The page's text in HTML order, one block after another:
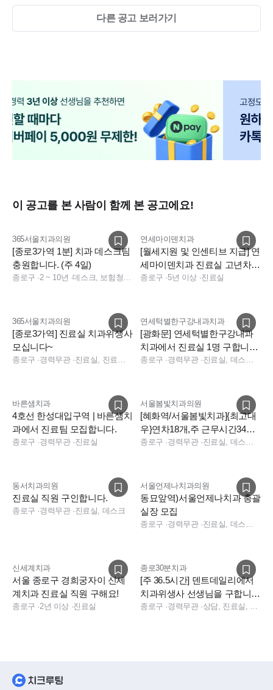
다른 공고 보러가기
이 공고를 본 사람이 함께 본 공고에요!
365서울치과의원
[종로3가역 1분] 치과 데스크팀
충원합니다. (주 4일)
종로구 ·2 ~ 10년 ·
연세마이덴치과
[월세지원 및 인센티브 지급] 연
세마이덴치과 진료실 고년차
팀원 추가 채용
종로구 ·5년 이상 ·진료실
365서울치과의원
[종로3가역] 진료실 치과위생사
모십니다~
종로구 ·경력무관·
연세턱별한구강내과치과
[광화문] 연세턱별한구강내과
치과에서 진료실 1명 구합니다.
주5 토요진료X
종로구 ·경력무관·
바른샘치과
4호선 한성대입구역 | 바른샘치
과에서 진료팀 모집합니다.
종로구 ·경력무관·진료실
서울봄빛치과의원
[혜화역/서울봄빛치과]{최고대
우}연차18개,주 근무시간34시
간
종로구 ·경력무관·
동서치과의원
진료실 직원 구인합니다.
종로구 ·경력무관·진료실, 데스크
서울언제나치과의원
동묘앞역)서울언제나치과 총괄
실장 모집
종로구 ·경력무관·
신세계치과
서울 종로구 경희궁자이 신세
계치과 진료실 직원 구해요!
종로구 ·2년 이상 ·진료실
종로30분치과
[주 36.5시간] 덴트데일리에서
치과위생사 선생님을 구합니
다.
종로구 ·경력무관·